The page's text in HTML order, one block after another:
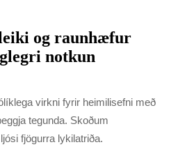
og raunhæfur
notkun
virkni fyrir heimilisefni með
tegunda. Skoðum
fjögurra lykilatriða.